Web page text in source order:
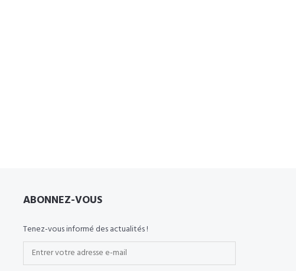
ABONNEZ-VOUS
Tenez-vous informé des actualités !